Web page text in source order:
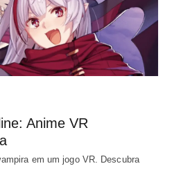
Anime VR
em um jogo VR. Descubra